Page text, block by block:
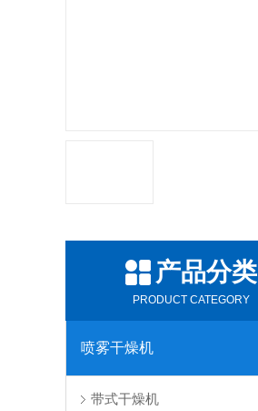
产品分类
PRODUCT CATEGORY
喷雾干燥机
带式干燥机